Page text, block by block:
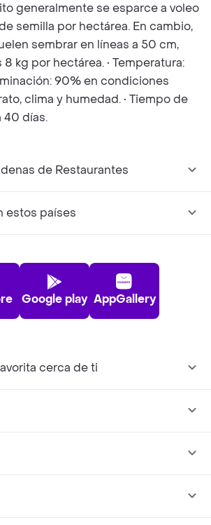
generalmente se esparce a voleo
semilla por hectárea. En cambio,
sembrar en líneas a 50 cm,
kg por hectárea. • Temperatura:
90% en condiciones
clima y humedad. • Tiempo de
40 días.
de Restaurantes
estos países
Google play AppGallery
cerca de ti